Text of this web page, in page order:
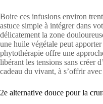
Boire ces infusions environ
astuce simple à intégrer dans
délicatement la zone
une huile végétale peut
phytothérapie offre une
libérant les tensions sans créer
cadeau du vivant, à s’offrir
2e alternative douce pour la